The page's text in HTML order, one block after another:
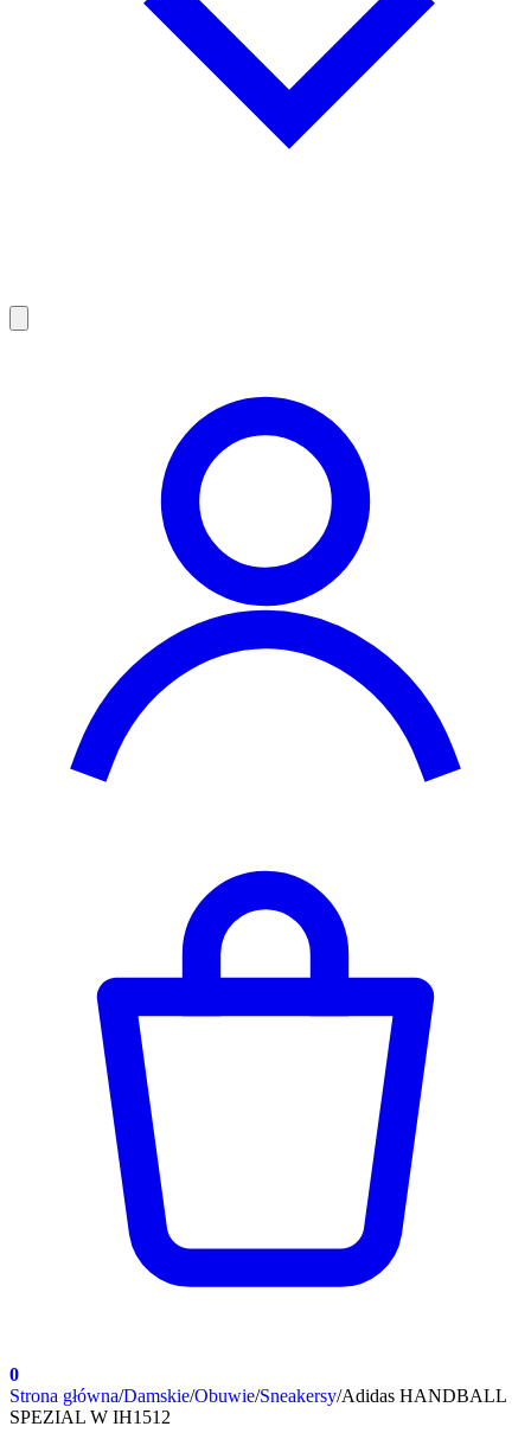
0
Strona główna/Damskie/Obuwie/Sneakersy/Adidas HANDBALL
SPEZIAL W IH1512